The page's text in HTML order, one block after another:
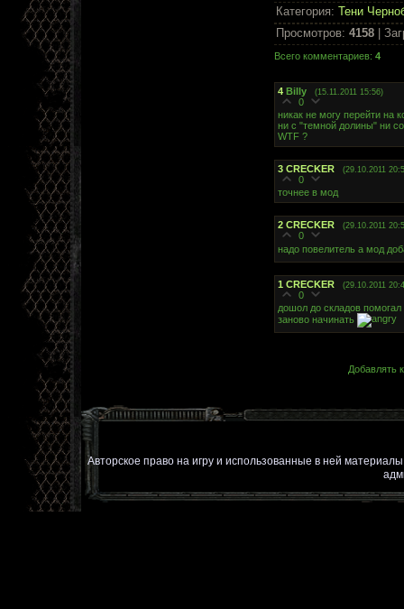
Категория: Тени
Просмотров: 4158
Всего комментариев: 4
4 Billy (15.11.2011 15:56)
0
никак не могу перейти на
ни с "темной долины" ни
WTF ?
3 CRECKER (29.10.2011
0
точнее в мод
2 CRECKER (29.10.2011
0
надо повелитель а мод
1 CRECKER (29.10.2011
0
дошол до складов
заново начинать
Добавлять
Авторское право на игру и использованные в ней